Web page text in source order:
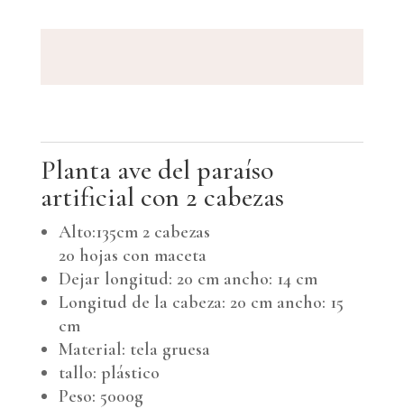
Planta ave del paraíso
artificial con 2 cabezas
Alto:135cm 2 cabezas
20 hojas con maceta
Dejar longitud: 20 cm ancho: 14 cm
Longitud de la cabeza: 20 cm ancho: 15
cm
Material: tela gruesa
tallo: plástico
Peso: 5000g